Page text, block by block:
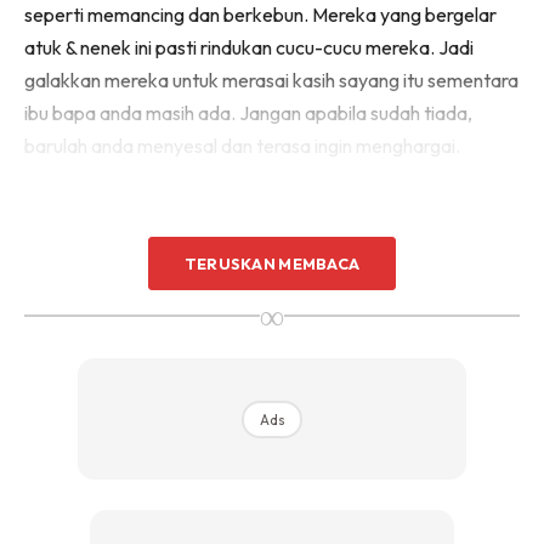
seperti memancing dan berkebun. Mereka yang bergelar
atuk & nenek ini pasti rindukan cucu-cucu mereka. Jadi
galakkan mereka untuk merasai kasih sayang itu sementara
ibu bapa anda masih ada. Jangan apabila sudah tiada,
barulah anda menyesal dan terasa ingin menghargai.
TERUSKAN MEMBACA
∞
Ads